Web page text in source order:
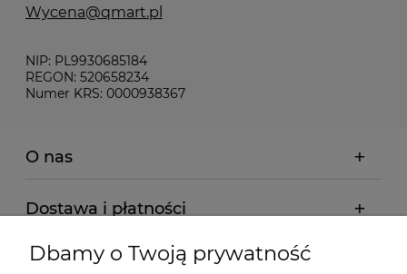
Wycena@qmart.pl
NIP: PL9930685184
REGON: 520658234
Numer KRS: 0000938367
O nas
Dostawa i płatności
Pomoc
Dbamy o Twoją prywatność